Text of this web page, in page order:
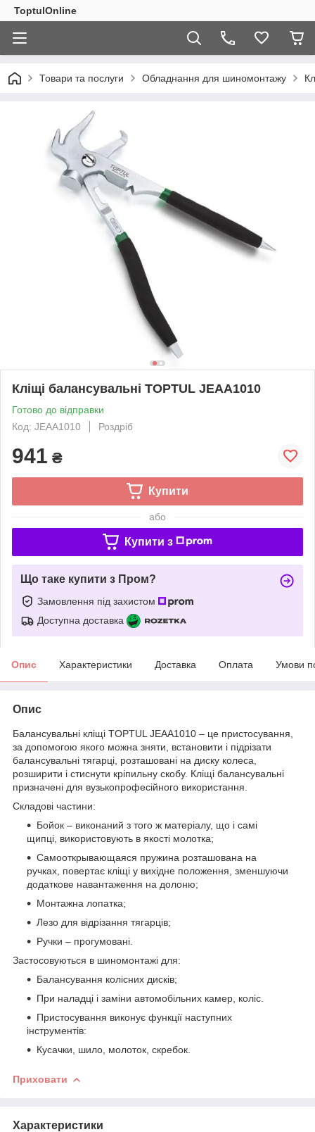
ToptulOnline
Товари та послуги Обладнання для шиномонтажу
Кліщі балансувальні TOPTUL JEAA1010
Готово до відправки
Код: JEAA1010
Роздріб
941 ₴
Купити
або
Купити з
Що таке купити з Пром?
Замовлення під захистом
Доступна доставка
Опис Характеристики Доставка Оплата Умови
Опис
Балансувальні кліщі TOPTUL JEAA1010 – це пристосування,
за допомогою якого можна зняти, встановити і підрізати
балансувальні тягарці, розташовані на диску колеса,
розширити і стиснути кріпильну скобу. Кліщі балансувальні
призначені для вузькопрофесійного використання.
Складові частини:
Бойок – виконаний з того ж матеріалу, що і самі
щипці, використовують в якості молотка;
Самооткрывающаяся пружина розташована на
ручках, повертає кліщі у вихідне положення, зменшуючи
додаткове навантаження на долоню;
Монтажна лопатка;
Лезо для відрізання тягарців;
Ручки – прогумовані.
Застосовуються в шиномонтажі для:
Балансування колісних дисків;
При наладці і заміни автомобільних камер, коліс.
Пристосування виконує функції наступних
інструментів:
Кусачки, шило, молоток, скребок.
Приховати
Характеристики